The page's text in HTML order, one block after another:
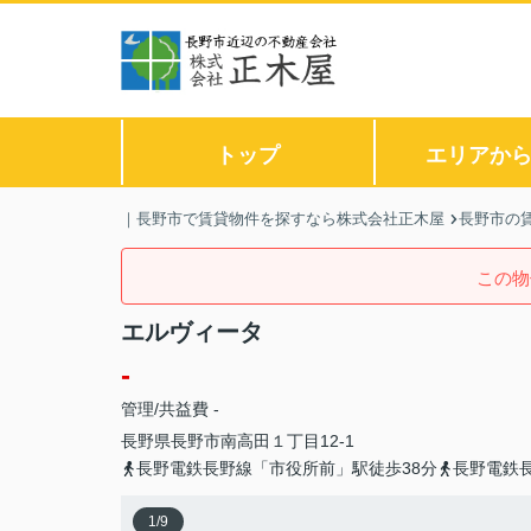
トップ エリアか
｜長野市で賃貸物件を探すなら株式会社正木屋 長野市の
この
エルヴィータ
-
管理/共益費 -
長野県長野市南高田 １丁目12-1
長野電鉄長野線「市役所前」駅徒歩38分
長野電鉄
1/9